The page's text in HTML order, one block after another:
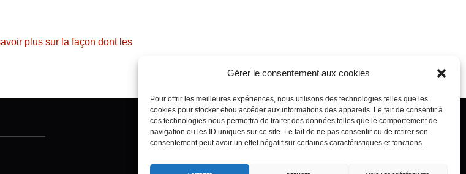
Gérer le consentement aux cookies
Pour offrir les meilleures expériences, nous utilisons des technologies telles que les
cookies pour stocker et/ou accéder aux informations des appareils. Le fait de consentir à
ces technologies nous permettra de traiter des données telles que le comportement de
navigation ou les ID uniques sur ce site. Le fait de ne pas consentir ou de retirer son
consentement peut avoir un effet négatif sur certaines caractéristiques et fonctions.
plus sur la façon dont les